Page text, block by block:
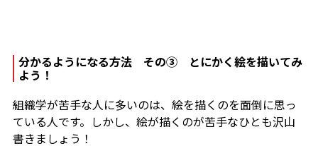
分かるようになる方法 その③ とにかく絵を描いてみ
よう！
組織学が苦手な人に多いのは、絵を描くのを面倒に思っ
ている人です。しかし、絵が描くのが苦手なひとも沢山
書きましょう！